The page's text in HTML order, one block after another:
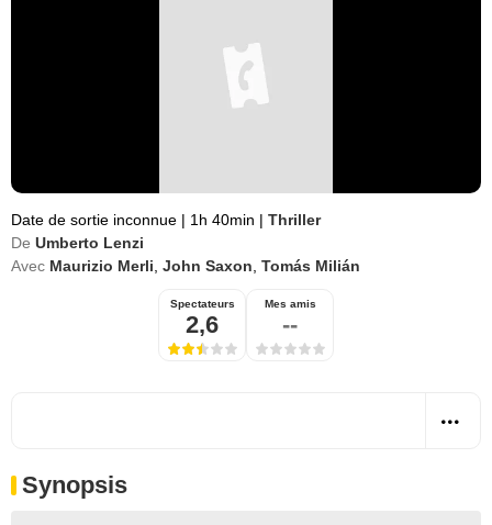
Date de sortie inconnue | 1h 40min | Thriller
De Umberto Lenzi
Avec Maurizio Merli John Saxon Tomás Milián
Spectateurs
2,6
Mes amis
--
Synopsis